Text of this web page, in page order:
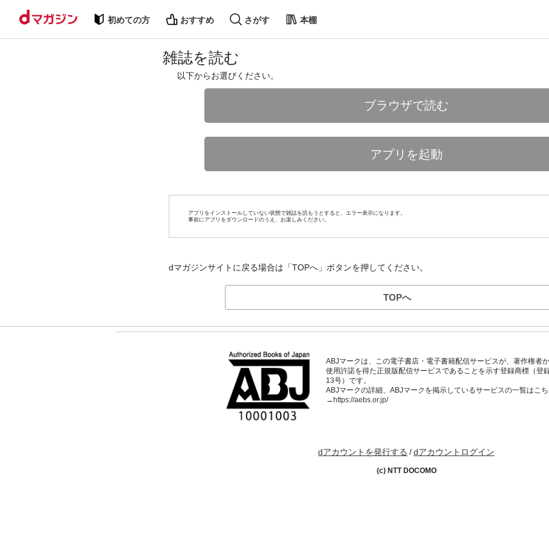
初めての方 おすすめ さがす 本棚
雑誌を読む
以下からお選びください。
ブラウザで読む
アプリを起動
アプリをインストールしていない状態で雑誌を読もうとすると、エラー表示になります。
事前にアプリをダウンロードのうえ、お楽しみください。
dマガジンサイトに戻る場合は「TOPへ」ボタンを押してください。
TOPへ
ABJマークは、この電子書店・電子書籍配信サービスが、著作権者
使用許諾を得た正規版配信サービスであることを示す登録商標（登
13号）です。
ABJマークの詳細、ABJマークを掲示しているサービスの一覧はこち
→https://aebs.or.jp/
dアカウントを発行する /dアカウントログイン
(c) NTT DOCOMO